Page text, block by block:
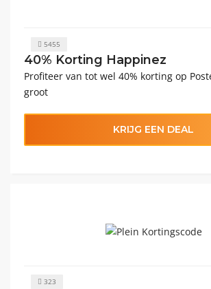
5455
40% Korting Happinez
Profiteer van tot wel 40% korting op
groot
KRIJG EEN DEAL
323